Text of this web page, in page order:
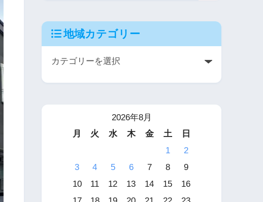
地域カテゴリー
2026年8月
月
火 水 木 金 土
日
1
2
3
4 5 6 7 8
9
10
11 12 13 14 15
16